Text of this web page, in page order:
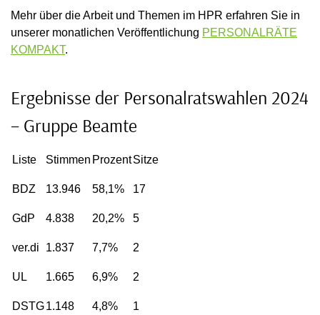
Mehr über die Arbeit und Themen im HPR erfahren Sie in
unserer monatlichen Veröffentlichung PERSONALRÄTE
KOMPAKT.
Ergebnisse der Personalratswahlen 2024
– Gruppe Beamte
Liste Stimmen ProzentSitze
BDZ 13.946 58,1% 17
GdP 4.838 20,2% 5
ver.di 1.837 7,7% 2
UL 1.665 6,9% 2
DSTG1.148 4,8% 1